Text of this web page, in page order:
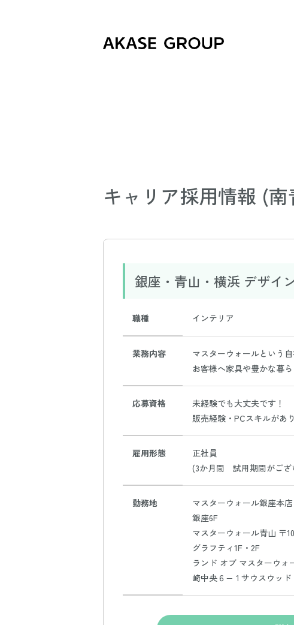
キャリア採用情報 (南
銀座・青山・横浜 デザイ
職種 インテリア
業務内容
マスターウォールという
お客様へ家具や豊かな暮
応募資格
未経験でも大丈夫です！
販売経験・PCスキルがあ
雇用形態
正社員
(3か月間 試用期間がござ
勤務地
マスターウォール銀座本
銀座6F
マスターウォール青山 〒
グラフティ1F・2F
ランド オブ マスターウォ
崎中央６−１サウスウッド